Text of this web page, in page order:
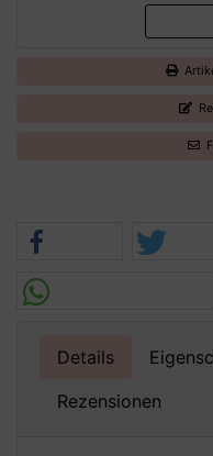
Details
Rezensionen